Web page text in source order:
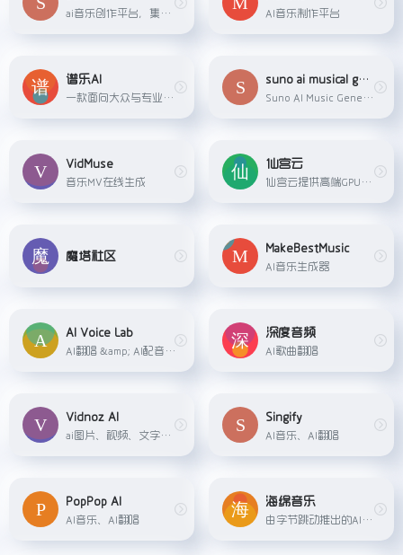
ai音乐创作平台，集成suno、mureka、Riffusion音乐模型 AI音乐制作平台
谱乐AI
一款面向大众与专业创作者的全流程 AI 音乐创作平台，集&quot;生成 – 编辑 – 混音 – 母带 – 发行&quot;于一体。
suno ai musical generator
Suno AI Music Generator - Create AI Songs &amp; Music Fast
VidMuse
音乐MV在线生成
仙宫云
仙宫云提供高端GPU算力租赁服务，适用于AI应用、数据挖掘和计算密集型任务，具有简单、高效、安全、实惠等优势。
魔塔社区
MakeBestMusic
AI音乐生成器
AI Voice Lab
AI翻唱 &amp; AI配音生成器
深度音频
AI歌曲翻唱
Vidnoz AI
ai图片、视频、文字转语音、声音克隆
Singify
AI音乐、AI翻唱
PopPop AI
AI音乐、AI翻唱
海绵音乐
由字节跳动推出的AI音乐创作平台，一键创作你的AI音乐